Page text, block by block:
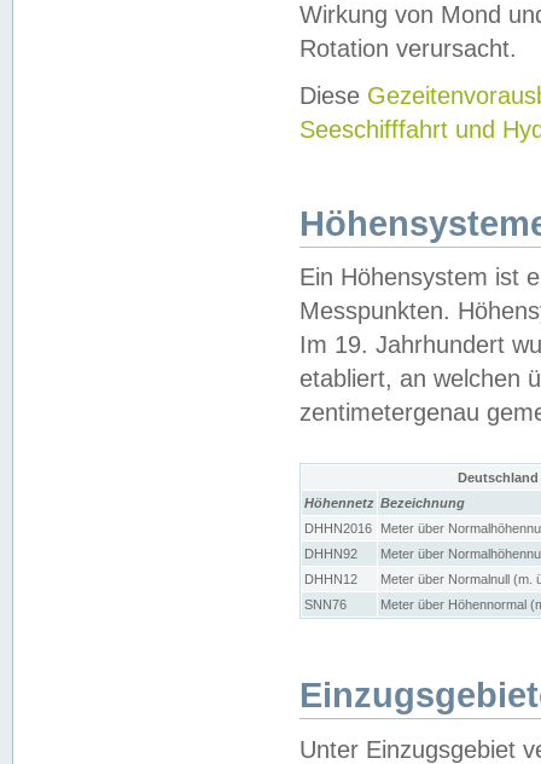
Wirkung von Mond
Rotation verursacht.
Diese
Seeschifffahrt und
Ein Höhensystem ist
Messpunkten.
Im 19. Jahrhundert
etabliert, an welchen
zentimetergenau
Höhennetz Bezeichnung
DHHN2016
Meter über
DHHN92
Meter über
DHHN12
Meter über Normalnull (m.
SNN76
Meter über Höhennormal
Unter Einzugsgebiet